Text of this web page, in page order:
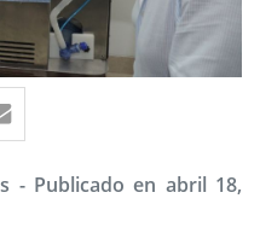
- Publicado en abril 18,